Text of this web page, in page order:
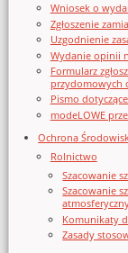
Wniosek o
Zgłoszenie
Uzgodnienie
Wydanie opinii
Formularz
przydomowych
Pismo
modeLOWE
Ochrona
Rolnictwo
Szacowanie
Szacowanie
Komunikaty
Zasady